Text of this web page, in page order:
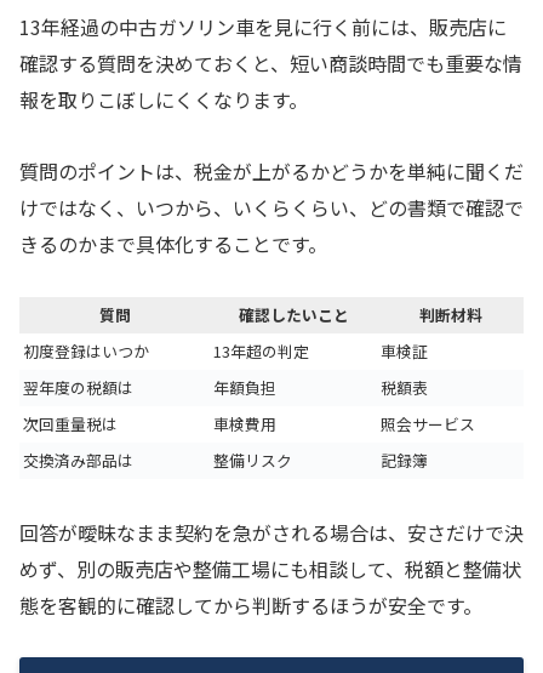
13年経過の中古ガソリン車を見に行く前には、販売店に
確認する質問を決めておくと、短い商談時間でも重要な情
報を取りこぼしにくくなります。
質問のポイントは、税金が上がるかどうかを単純に聞くだ
けではなく、いつから、いくらくらい、どの書類で確認で
きるのかまで具体化することです。
質問 確認したいこと
判断材料
初度登録はいつか
13年超の判定
車検証
翌年度の税額は
年額負担
税額表
次回重量税は
車検費用
照会サービス
交換済み部品は
整備リスク 記録簿
回答が曖昧なまま契約を急がされる場合は、安さだけで決
めず、別の販売店や整備工場にも相談して、税額と整備状
態を客観的に確認してから判断するほうが安全です。